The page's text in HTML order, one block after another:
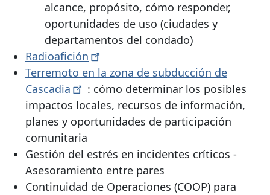
alcance, propósito, cómo responder,
oportunidades de uso (ciudades y
departamentos del condado)
Radioafición
Terremoto en la zona de subducción de
Cascadia
: cómo determinar los posibles
impactos locales, recursos de información,
planes y oportunidades de participación
comunitaria
Gestión del estrés en incidentes críticos -
Asesoramiento entre pares
Continuidad de Operaciones (COOP) para